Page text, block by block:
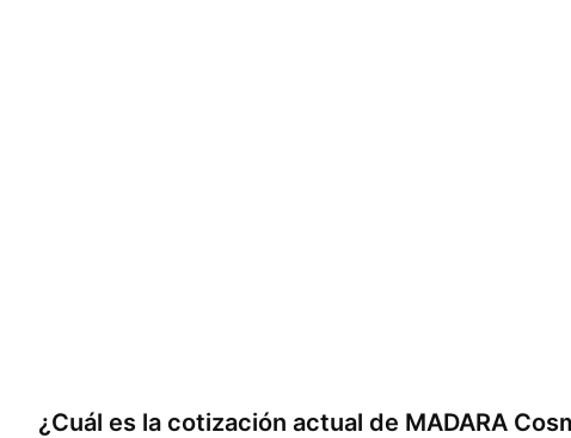
¿Cuál es la cotización actual de MADARA